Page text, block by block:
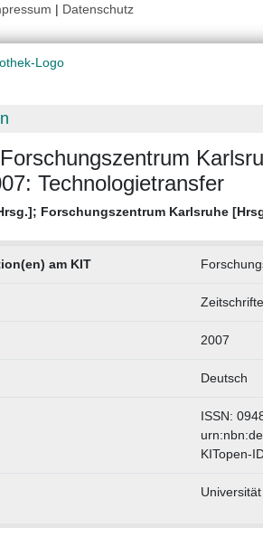
| Datenschutz
Technologietransfer
; Forschungszentrum Karlsruhe
am KIT
2007
Deutsch
ISSN:
KITopen-